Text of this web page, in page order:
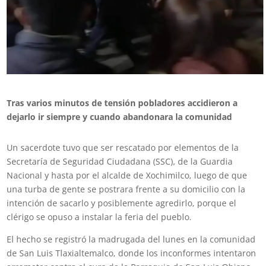
Tras varios minutos de tensión pobladores accidieron a
dejarlo ir siempre y cuando abandonara la comunidad
Un sacerdote tuvo que ser rescatado por elementos de la
Secretaría de Seguridad Ciudadana (SSC), de la Guardia
Nacional y hasta por el alcalde de Xochimilco, luego de que
una turba de gente se postrara frente a su domicilio con la
intención de sacarlo y posiblemente agredirlo, porque el
clérigo se opuso a instalar la feria del pueblo.
El hecho se registró la madrugada del lunes en la comunidad
de San Luis Tlaxialtemalco, donde los inconformes intentaron